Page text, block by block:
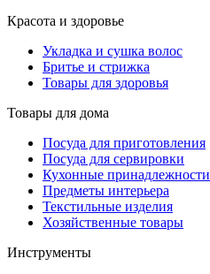
Красота и здоровье
Укладка и сушка волос
Бритье и стрижка
Товары для здоровья
Товары для дома
Посуда для приготовления
Посуда для сервировки
Кухонные принадлежности
Предметы интерьера
Текстильные изделия
Хозяйственные товары
Инструменты